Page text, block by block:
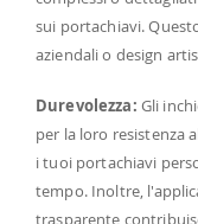
sui portachiavi.
aziendali o design
Durevolezza: Gli
per la loro resistenza
i tuoi portachiavi
tempo. Inoltre,
trasparente